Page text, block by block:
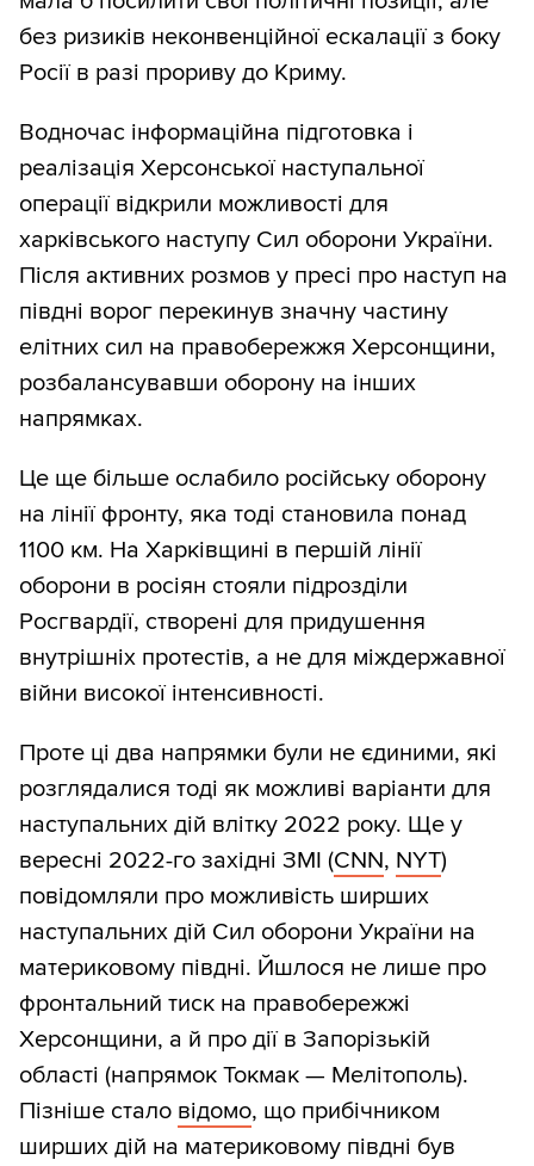
без ризиків неконвенційної ескалації з боку
Росії в разі прориву до Криму.
Водночас інформаційна підготовка і
реалізація Херсонської наступальної
операції відкрили можливості для
харківського наступу Сил оборони України.
Після активних розмов у пресі про наступ на
півдні ворог перекинув значну частину
елітних сил на правобережжя Херсонщини,
розбалансувавши оборону на інших
напрямках.
Це ще більше ослабило російську оборону
на лінії фронту, яка тоді становила понад
1100 км. На Харківщині в першій лінії
оборони в росіян стояли підрозділи
Росгвардії, створені для придушення
внутрішніх протестів, а не для міждержавної
війни високої інтенсивності.
Проте ці два напрямки були не єдиними, які
розглядалися тоді як можливі варіанти для
наступальних дій влітку 2022 року. Ще у
вересні 2022-го західні ЗМІ (CNN, NYT)
повідомляли про можливість ширших
наступальних дій Сил оборони України на
материковому півдні. Йшлося не лише про
фронтальний тиск на правобережжі
Херсонщини, а й про дії в Запорізькій
області (напрямок Токмак — Мелітополь).
Пізніше стало відомо, що прибічником
ширших дій на материковому півдні був